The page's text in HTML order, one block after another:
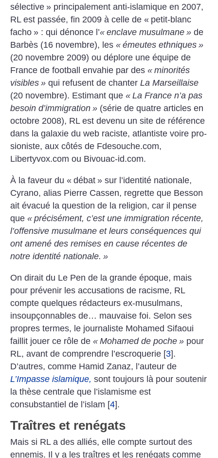
sélective » principalement anti-islamique en 2007,
RL est passée, fin 2009 à celle de « petit-blanc
facho » : qui dénonce l’« enclave musulmane » de
Barbès (16 novembre), les« émeutes ethniques »
(20 novembre 2009) ou déplore une équipe de
France de football envahie par des« minorités
visibles » qui refusent de chanterLa Marseillaise
(20 novembre). Estimant que« La France n’a pas
besoin d’immigration » (série de quatre articles en
octobre 2008), RL est devenu un site de référence
dans la galaxie du web raciste, atlantiste voire pro-
sioniste, aux côtés de Fdesouche.com,
Libertyvox.com ou Bivouac-id.com.
À la faveur du « débat » sur l’identité nationale,
Cyrano, alias Pierre Cassen, regrette que Besson
ait évacué la question de la religion, car il pense
que« précisément, c’est une immigration récente,
l’offensive musulmane et leurs conséquences qui
ont amené des remises en cause récentes de
notre identité nationale. »
On dirait du Le Pen de la grande époque, mais
pour prévenir les accusations de racisme, RL
compte quelques rédacteurs ex-musulmans,
insoupçonnables de… mauvaise foi. Selon ses
propres termes, le journaliste Mohamed Sifaoui
faillit jouer ce rôle de« Mohamed de poche » pour
RL, avant de comprendre l’escroquerie [3].
D’autres, comme Hamid Zanaz, l’auteur de
L’Impasse islamique, sont toujours là pour soutenir
la thèse centrale que l’islamisme est
consubstantiel de l’islam [4].
Traîtres et renégats
Mais si RL a des alliés, elle compte surtout des
ennemis. Il y a les traîtres et les renégats comme